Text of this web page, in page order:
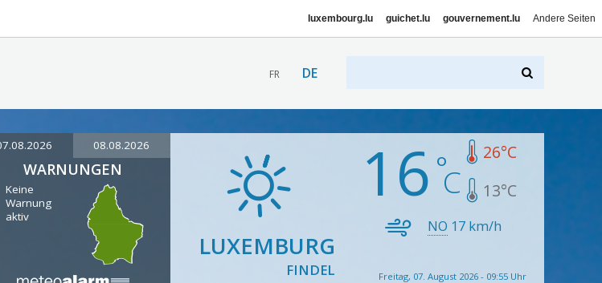
luxembourg.lu guichet.lu gouvernement.lu Andere Seiten
FR DE
08.08.2026
WARNUNGEN
Keine
Warnung
aktiv
LUXEMBURG
FINDEL
16 26°C
13°C
NO 17 km/h
Freitag, 07. August 2026 - 09:55 Uhr